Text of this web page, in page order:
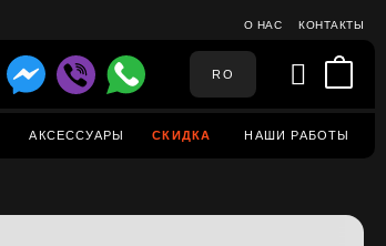
О НАС КОНТАКТЫ
RO
АКСЕССУАРЫ СКИДКА НАШИ РАБОТЫ